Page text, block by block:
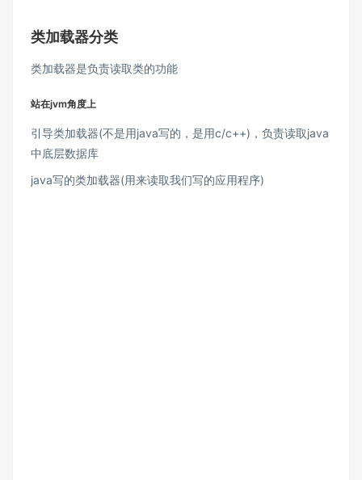
类加载器分类
类加载器是负责读取类的功能
站在jvm角度上
引导类加载器(不是用java写的，是用c/c++)，负责读取java
中底层数据库
java写的类加载器(用来读取我们写的应用程序)